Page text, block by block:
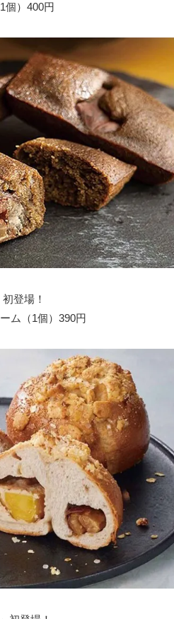
個）400円
登場！
ム（1個）390円